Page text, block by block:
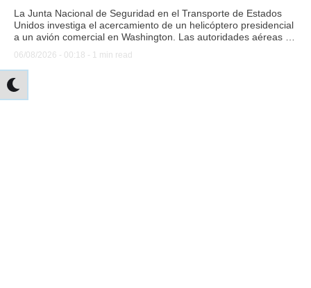
La Junta Nacional de Seguridad en el Transporte de Estados
Unidos investiga el acercamiento de un helicóptero presidencial
a un avión comercial en Washington. Las autoridades aéreas y
Donald Trump.
06/08/2026 - 00:18 - 1 min read